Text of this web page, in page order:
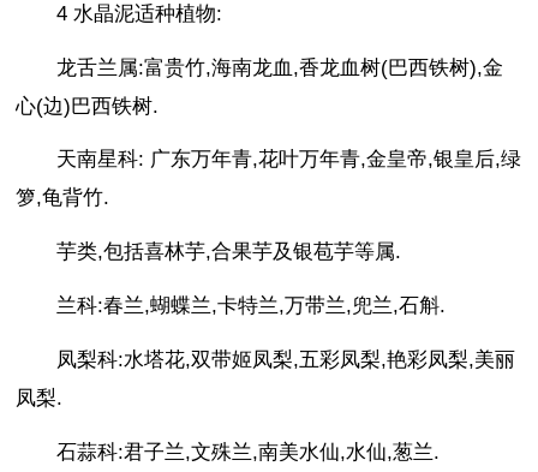
4 水晶泥适种植物:
龙舌兰属:富贵竹,海南龙血,香龙血树(巴西铁树),金
心(边)巴西铁树.
天南星科: 广东万年青,花叶万年青,金皇帝,银皇后,绿
箩,龟背竹.
芋类,包括喜林芋,合果芋及银苞芋等属.
兰科:春兰,蝴蝶兰,卡特兰,万带兰,兜兰,石斛.
凤梨科:水塔花,双带姬凤梨,五彩凤梨,艳彩凤梨,美丽
凤梨.
石蒜科:君子兰,文殊兰,南美水仙,水仙,葱兰.